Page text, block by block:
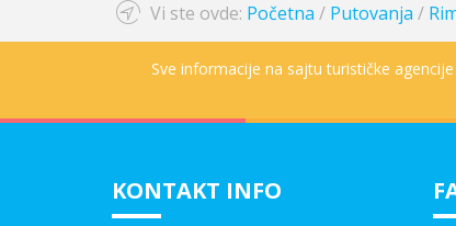
Vi ste ovde: Početna / Putovanja /
Sve informacije na sajtu turističke
KONTAKT INFO